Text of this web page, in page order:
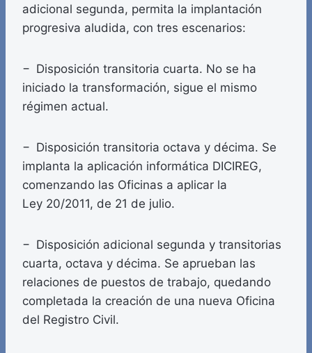
adicional segunda, permita la implantación
progresiva aludida, con tres escenarios:
− Disposición transitoria cuarta. No se ha
iniciado la transformación, sigue el mismo
régimen actual.
− Disposición transitoria octava y décima. Se
implanta la aplicación informática DICIREG,
comenzando las Oficinas a aplicar la
Ley 20/2011, de 21 de julio.
− Disposición adicional segunda y transitorias
cuarta, octava y décima. Se aprueban las
relaciones de puestos de trabajo, quedando
completada la creación de una nueva Oficina
del Registro Civil.